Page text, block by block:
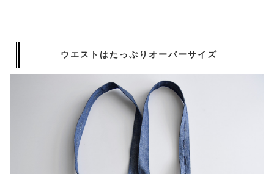
ウエストはたっぷりオーバーサイズ